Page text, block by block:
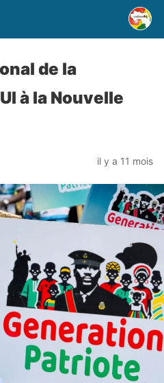
de la
à la Nouvelle
il y a 11 mois